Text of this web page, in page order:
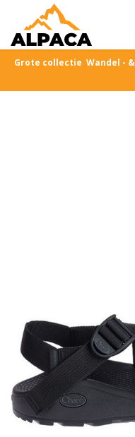
Grote collectie Wandel -